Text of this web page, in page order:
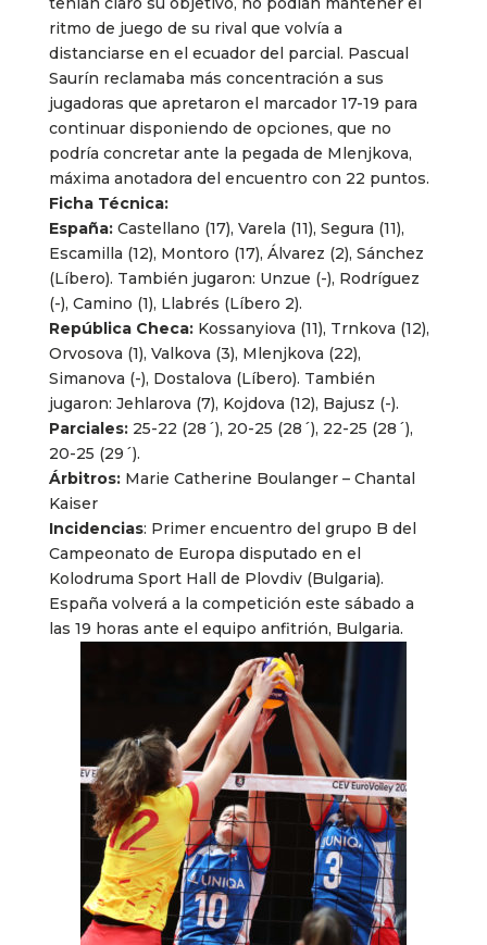
ritmo de juego de su rival que volvía a
distanciarse en el ecuador del parcial. Pascual
Saurín reclamaba más concentración a sus
jugadoras que apretaron el marcador 17-19 para
continuar disponiendo de opciones, que no
podría concretar ante la pegada de Mlenjkova,
máxima anotadora del encuentro con 22 puntos.
Ficha Técnica:
España: Castellano (17), Varela (11), Segura (11),
Escamilla (12), Montoro (17), Álvarez (2), Sánchez
(Líbero). También jugaron: Unzue (-), Rodríguez
(-), Camino (1), Llabrés (Líbero 2).
República Checa: Kossanyiova (11), Trnkova (12),
Orvosova (1), Valkova (3), Mlenjkova (22),
Simanova (-), Dostalova (Líbero). También
jugaron: Jehlarova (7), Kojdova (12), Bajusz (-).
Parciales: 25-22 (28´), 20-25 (28´), 22-25 (28´),
20-25 (29´).
Árbitros: Marie Catherine Boulanger – Chantal
Kaiser
Incidencias: Primer encuentro del grupo B del
Campeonato de Europa disputado en el
Kolodruma Sport Hall de Plovdiv (Bulgaria).
España volverá a la competición este sábado a
las 19 horas ante el equipo anfitrión, Bulgaria.